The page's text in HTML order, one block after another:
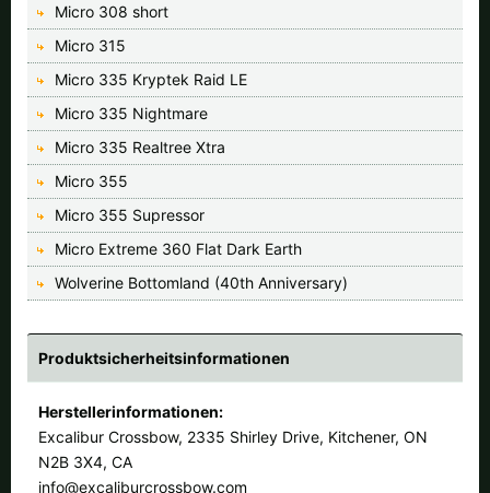
Micro 308 short
Micro 315
Micro 335 Kryptek Raid LE
Micro 335 Nightmare
Micro 335 Realtree Xtra
Micro 355
Micro 355 Supressor
Micro Extreme 360 Flat Dark Earth
Wolverine Bottomland (40th Anniversary)
Produktsicherheitsinformationen
Herstellerinformationen:
Excalibur Crossbow, 2335 Shirley Drive, Kitchener, ON
N2B 3X4, CA
info@excaliburcrossbow.com